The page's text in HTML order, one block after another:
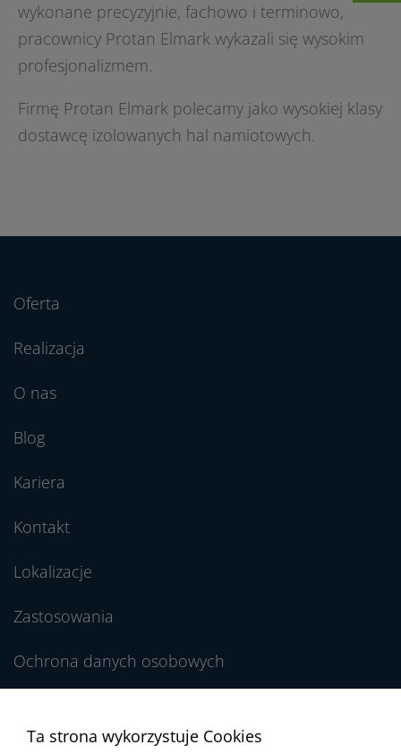
wykonane precyzyjnie, fachowo i terminowo,
pracownicy Protan Elmark wykazali się wysokim
profesjonalizmem.
Firmę Protan Elmark polecamy jako wysokiej klasy
dostawcę izolowanych hal namiotowych.
Oferta
Realizacja
O nas
Blog
Kariera
Kontakt
Lokalizacje
Zastosowania
Ochrona danych osobowych
Ta strona wykorzystuje Cookies